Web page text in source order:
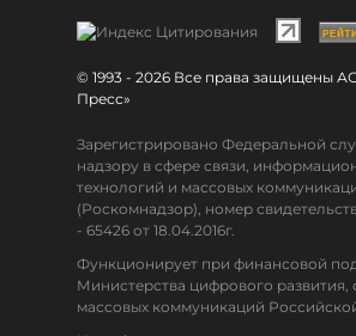
© 1993 - 2026 Все права защищены
Пресс»
Зарегистрировано Федеральной
надзору в сфере связи,
технологий и массовых
(Роскомнадзор), номер
- 65426 от 18.04.2016г.
Функционирует при финансовой
Министерства цифрового развития,
массовых коммуникаций